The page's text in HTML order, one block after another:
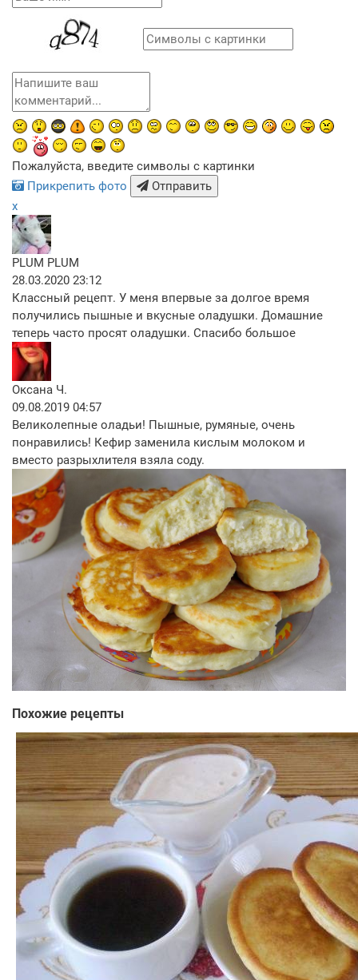
Пожалуйста, введите символы с картинки
Прикрепить фото
Отправить
x
PLUM PLUM
28.03.2020 23:12
Классный рецепт. У меня впервые за долгое время
получились пышные и вкусные оладушки. Домашние
теперь часто просят оладушки. Спасибо большое
Оксана Ч.
09.08.2019 04:57
Великолепные оладьи! Пышные, румяные, очень
понравились! Кефир заменила кислым молоком и
вместо разрыхлителя взяла соду.
Похожие рецепты